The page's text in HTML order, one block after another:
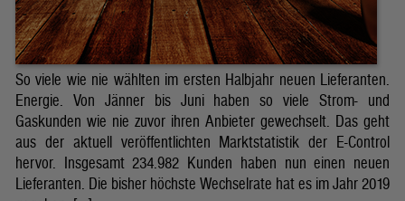
So viele wie nie wählten im ersten Halbjahr neuen Lieferanten.
Energie. Von Jänner bis Juni haben so viele Strom- und
Gaskunden wie nie zuvor ihren Anbieter gewechselt. Das geht
aus der aktuell veröffentlichten Marktstatistik der E-Control
hervor. Insgesamt 234.982 Kunden haben nun einen neuen
Lieferanten. Die bisher höchste Wechselrate hat es im Jahr 2019